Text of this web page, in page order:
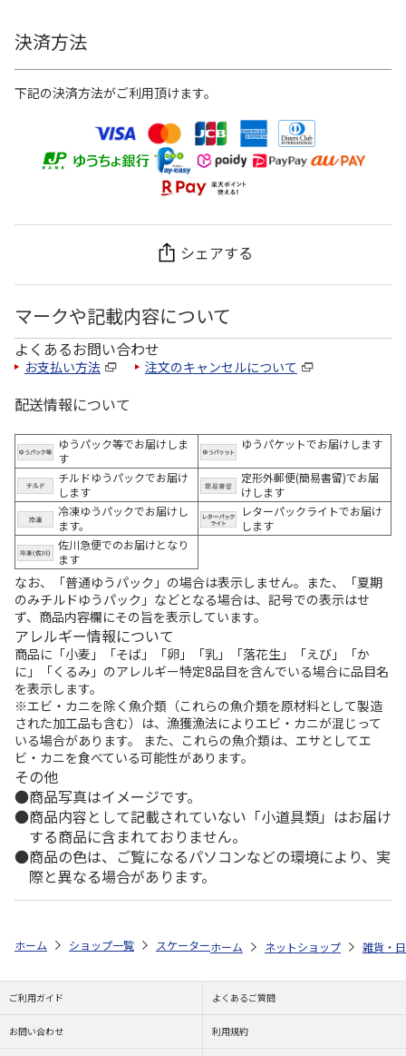
決済方法
下記の決済方法がご利用頂けます。
シェアする
マークや記載内容について
よくあるお問い合わせ
お支払い方法 注文のキャンセルについて
配送情報について
ゆうパック等でお届けしま
す
ゆうパケットでお届けします
チルドゆうパックでお届け
します
定形外郵便(簡易書留)でお届
けします
冷凍ゆうパックでお届けし
ます。
レターパックライトでお届け
します
佐川急便でのお届けとなり
ます
なお、「普通ゆうパック」の場合は表示しません。また、「夏期
のみチルドゆうパック」などとなる場合は、記号での表示はせ
ず、商品内容欄にその旨を表示しています。
アレルギー情報について
商品に「小麦」「そば」「卵」「乳」「落花生」「えび」「か
に」「くるみ」のアレルギー特定8品目を含んでいる場合に品目名
を表示します。
※エビ・カニを除く魚介類（これらの魚介類を原材料として製造
された加工品も含む）は、漁獲漁法によりエビ・カニが混じって
いる場合があります。 また、これらの魚介類は、エサとしてエ
ビ・カニを食べている可能性があります。
その他
商品写真はイメージです。
商品内容として記載されていない「小道具類」はお届け
する商品に含まれておりません。
商品の色は、ご覧になるパソコンなどの環境により、実
際と異なる場合があります。
ホーム ショップ一覧 スケーター ビーチサンダル (17cm) ハローキテ
ホーム ネットショップ 雑貨・
ご利用ガイド よくあるご質問
お問い合わせ 利用規約